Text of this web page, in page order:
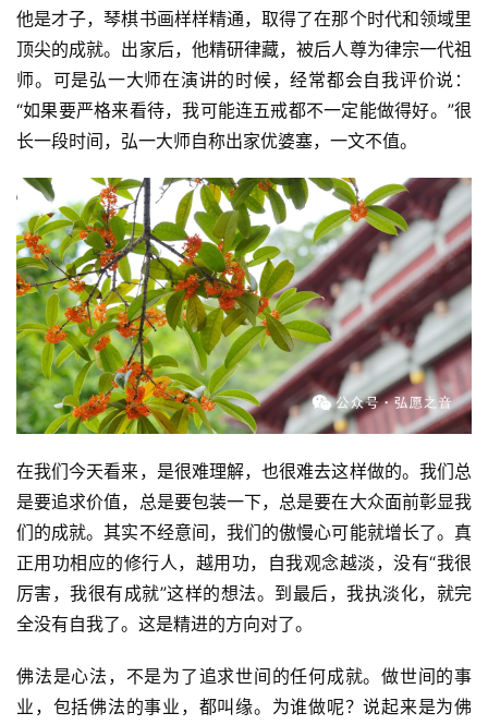
他是才子，琴棋书画样样精通，取得了在那个时代和领域里
顶尖的成就。出家后，他精研律藏，被后人尊为律宗一代祖
师。可是弘一大师在演讲的时候，经常都会自我评价说：
“如果要严格来看待，我可能连五戒都不一定能做得好。”很
长一段时间，弘一大师自称出家优婆塞，一文不值。
在我们今天看来，是很难理解，也很难去这样做的。我们总
是要追求价值，总是要包装一下，总是要在大众面前彰显我
们的成就。其实不经意间，我们的傲慢心可能就增长了。真
正用功相应的修行人，越用功，自我观念越淡，没有“我很
厉害，我很有成就”这样的想法。到最后，我执淡化，就完
全没有自我了。这是精进的方向对了。
佛法是心法，不是为了追求世间的任何成就。做世间的事
业，包括佛法的事业，都叫缘。为谁做呢？说起来是为佛